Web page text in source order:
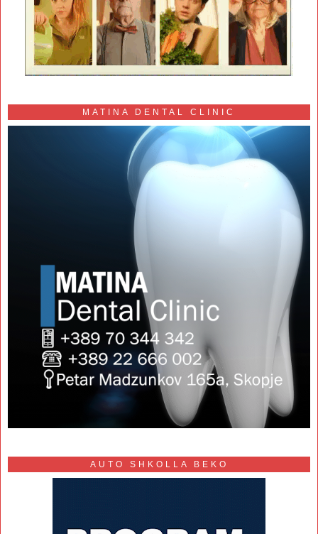
MATINA DENTAL CLINIC
AUTO SHKOLLA BEKO